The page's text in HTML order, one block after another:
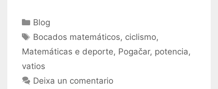
Categorías
Blog
Etiquetas
Bocados matemáticos, ciclismo,
Matemáticas e deporte, Pogačar, potencia,
vatios
Deixa un comentario